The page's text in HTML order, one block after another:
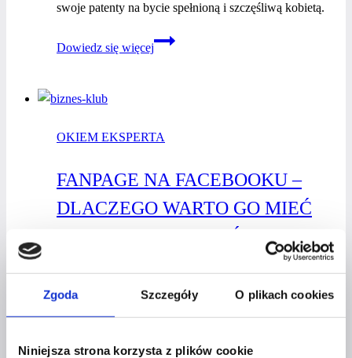
Zgoda Szczegóły O plikach cookies
Niniejsza strona korzysta z plików cookie
swoje patenty na bycie spełnioną i szczęśliwą kobietą.
Dowiedz się więcej
Business
–
warto
pracę
OKIEM EKSPERTA
FANPAGE NA FACEBOOKU –
DLACZEGO WARTO GO MIEĆ
I OD CZEGO ZACZĄĆ?
2021
na Facebooku to w dzisiejszych czasach must have